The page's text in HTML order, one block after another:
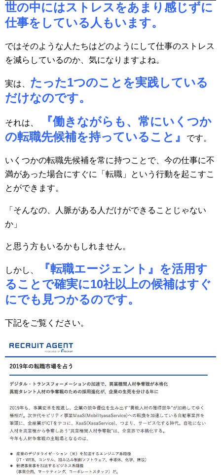
世の中にはストレスをあまり感じずに
仕事をしている人もいます。
ではそのような人たちはどのようにして仕事のストレス
を減らしているのか、気になりますよね。
実は、 たった1つのことを実践している
だけなのです。
それは、
『働きながらも、常にいくつか
の転職先候補を持っていること』
です。
いくつかの転職先候補を常に持つことで、今の仕事に不
満があった場合にすぐに「転職」という行動を起こすこ
とができます。
「そんなの、人脈がある人だけができることじゃない
か」
と思う方もいるかもしれません。
しかし、
『転職エージェント』を活用す
ることで確実に10社以上の候補はすぐ
にでも見つかるのです。
下記をご覧ください。